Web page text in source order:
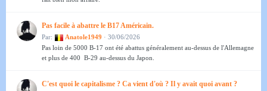
Pas facile à abattre le B17 Américain.
Par: Anatole1949 · 30/06/2026
Pas loin de 5000 B-17 ont été abattus généralement au-dessus de l'Allemagne
et plus de 400 B-29 au-dessus du Japon.
C'est quoi le capitalisme ? Ca vient d'où ? Il y avait quoi avant ?